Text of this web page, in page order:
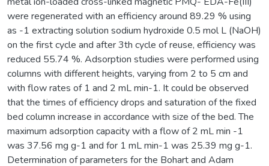
were regenerated with an efficiency around 89.29 % using
as -1 extracting solution sodium hydroxide 0.5 mol L (NaOH)
on the first cycle and after 3th cycle of reuse, efficiency was
reduced 55.74 %. Adsorption studies were performed using
columns with different heights, varying from 2 to 5 cm and
with flow rates of 1 and 2 mL min-1. It could be observed
that the times of efficiency drops and saturation of the fixed
bed column increase in accordance with size of the bed. The
maximum adsorption capacity with a flow of 2 mL min -1
was 37.56 mg g-1 and for 1 mL min-1 was 25.39 mg g-1.
Determination of parameters for the Bohart and Adam